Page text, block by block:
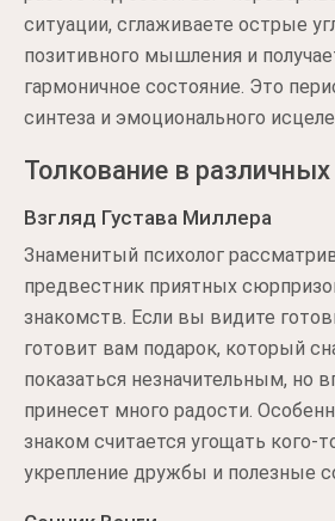
ситуации, сглаживаете острые
позитивного мышления и
гармоничное состояние. Это
синтеза и эмоционального
Толкование в
Взгляд Густава Миллера
Знаменитый психолог
предвестник приятных
знакомств. Если вы видите
готовит вам подарок, который
показаться незначительным, но
принесет много радости.
знаком считается угощать кого-
укрепление дружбы и полезные